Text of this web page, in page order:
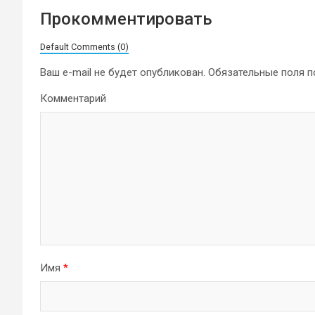
Прокомментировать
Default Comments (0)
Ваш e-mail не будет опубликован. Обязательные поля
Комментарий
Имя *